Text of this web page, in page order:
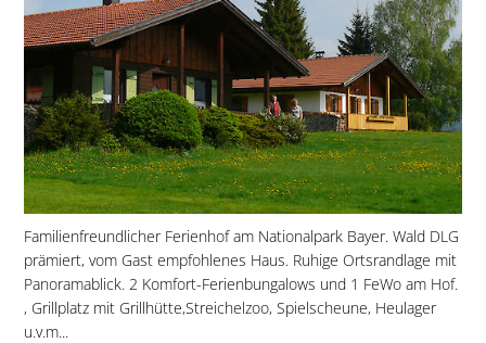
Familienfreundlicher Ferienhof am Nationalpark Bayer. Wald DLG
prämiert, vom Gast empfohlenes Haus. Ruhige Ortsrandlage mit
Panoramablick. 2 Komfort-Ferienbungalows und 1 FeWo am Hof.
, Grillplatz mit Grillhütte,Streichelzoo, Spielscheune, Heulager
u.v.m...